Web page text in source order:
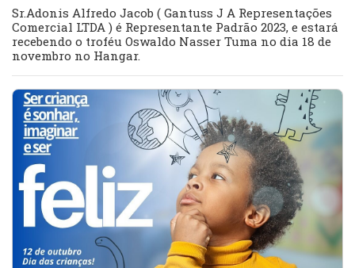
Sr.Adonis Alfredo Jacob ( Gantuss J A Representações
Comercial LTDA ) é Representante Padrão 2023, e estará
recebendo o troféu Oswaldo Nasser Tuma no dia 18 de
novembro no Hangar.